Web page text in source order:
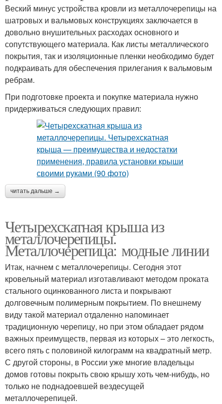
Веский минус устройства кровли из металлочерепицы на
шатровых и вальмовых конструкциях заключается в
довольно внушительных расходах основного и
сопутствующего материала. Как листы металлического
покрытия, так и изоляционные пленки необходимо будет
подкраивать для обеспечения прилегания к вальмовым
ребрам.
При подготовке проекта и покупке материала нужно
придерживаться следующих правил:
читать дальше →
Четырехскатная крыша из
металлочерепицы.
Металлочерепица: модные линии
Итак, начнем с металлочерепицы. Сегодня этот
кровельный материал изготавливают методом проката
стального оцинкованного листа и покрывают
долговечным полимерным покрытием. По внешнему
виду такой материал отдаленно напоминает
традиционную черепицу, но при этом обладает рядом
важных преимуществ, первая из которых – это легкость,
всего пять с половиной килограмм на квадратный метр.
С другой стороны, в России уже многие владельцы
домов готовы покрыть свою крышу хоть чем-нибудь, но
только не поднадоевшей вездесущей
металлочерепицей.